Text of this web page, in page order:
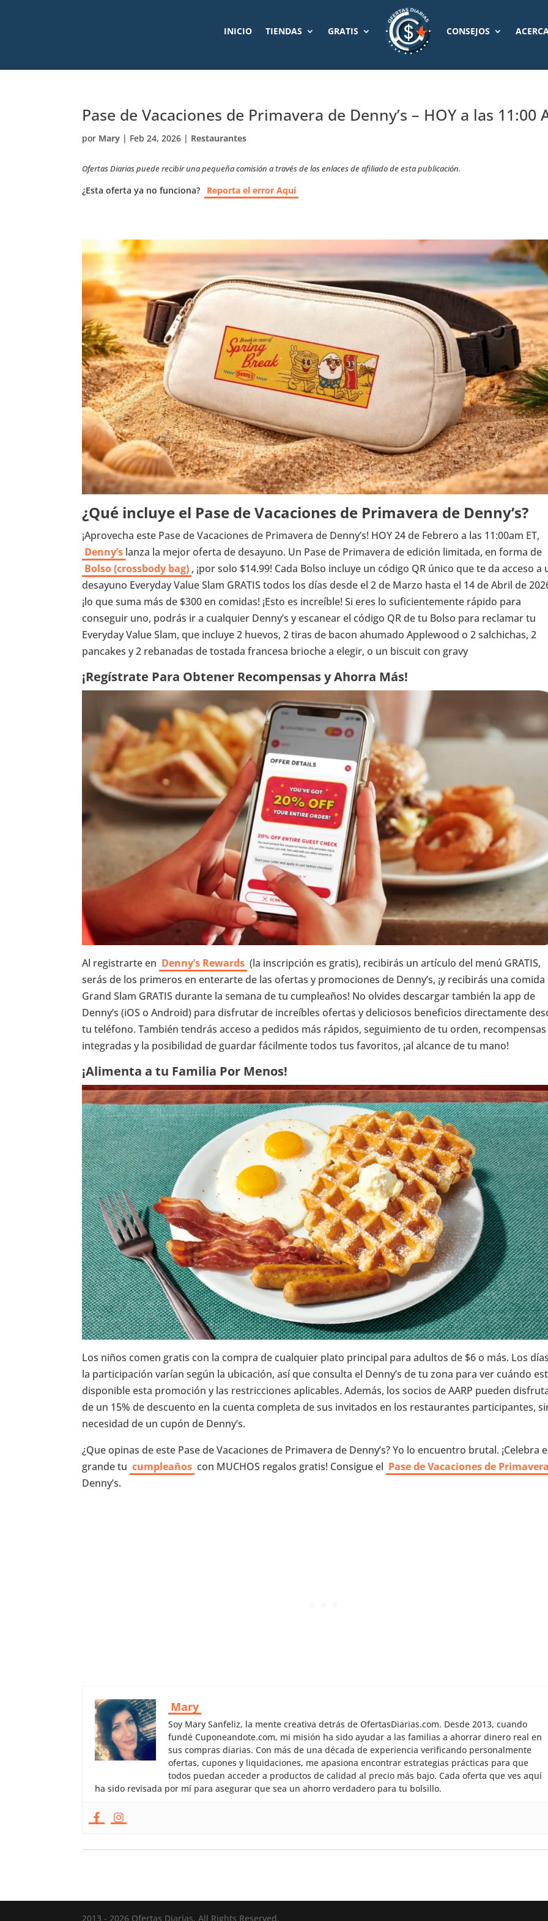
INICIO TIENDAS GRATIS CONSEJOS
Pase de Vacaciones de Primavera de Denny’s – HOY a las 11:00
por Mary | Feb 24, 2026 | Restaurantes
Ofertas Diarias puede recibir una pequeña comisión a través de los enlaces de afiliado de esta publicación.
¿Esta oferta ya no funciona? Reporta el error Aquí
¿Qué incluye el Pase de Vacaciones de Primavera de Denny’s?
¡Aprovecha este Pase de Vacaciones de Primavera de Denny’s! HOY 24 de Febrero a las 11:00am ET,
Denny’s lanza la mejor oferta de desayuno. Un Pase de Primavera de edición limitada, en forma de
Bolso (crossbody bag) , ¡por solo $14.99! Cada Bolso incluye un código QR único que te da acceso a
desayuno Everyday Value Slam GRATIS todos los días desde el 2 de Marzo hasta el 14 de Abril de
¡lo que suma más de $300 en comidas! ¡Esto es increíble! Si eres lo suficientemente rápido para
conseguir uno, podrás ir a cualquier Denny’s y escanear el código QR de tu Bolso para reclamar tu
Everyday Value Slam, que incluye 2 huevos, 2 tiras de bacon ahumado Applewood o 2 salchichas, 2
pancakes y 2 rebanadas de tostada francesa brioche a elegir, o un biscuit con gravy
¡Regístrate Para Obtener Recompensas y Ahorra Más!
Al registrarte en Denny’s Rewards (la inscripción es gratis), recibirás un artículo del menú GRATIS,
serás de los primeros en enterarte de las ofertas y promociones de Denny’s, ¡y recibirás una comida
Grand Slam GRATIS durante la semana de tu cumpleaños! No olvides descargar también la app de
Denny’s (iOS o Android) para disfrutar de increíbles ofertas y deliciosos beneficios directamente
tu teléfono. También tendrás acceso a pedidos más rápidos, seguimiento de tu orden, recompensas
integradas y la posibilidad de guardar fácilmente todos tus favoritos, ¡al alcance de tu mano!
¡Alimenta a tu Familia Por Menos!
Los niños comen gratis con la compra de cualquier plato principal para adultos de $6 o más. Los
la participación varían según la ubicación, así que consulta el Denny’s de tu zona para ver cuándo
disponible esta promoción y las restricciones aplicables. Además, los socios de AARP pueden
de un 15% de descuento en la cuenta completa de sus invitados en los restaurantes participantes,
necesidad de un cupón de Denny’s.
¿Que opinas de este Pase de Vacaciones de Primavera de Denny’s? Yo lo encuentro brutal. ¡Celebra
grande tu cumpleaños con MUCHOS regalos gratis! Consigue el Pase de Vacaciones de
Denny’s.
Mary
Soy Mary Sanfeliz, la mente creativa detrás de OfertasDiarias.com. Desde 2013, cuando
fundé Cuponeandote.com, mi misión ha sido ayudar a las familias a ahorrar dinero real en
sus compras diarias. Con más de una década de experiencia verificando personalmente
ofertas, cupones y liquidaciones, me apasiona encontrar estrategias prácticas para que
todos puedan acceder a productos de calidad al precio más bajo. Cada oferta que ves aquí
ha sido revisada por mí para asegurar que sea un ahorro verdadero para tu bolsillo.
2013 - 2026 Ofertas Diarias, All Rights Reserved.